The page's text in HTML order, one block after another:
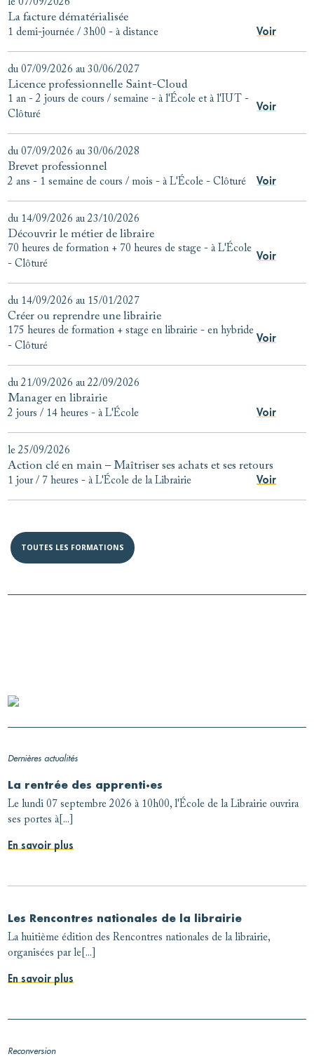
le 07/09/2026
La facture dématérialisée
1 demi-journée / 3h00 -à distance Voir
du 07/09/2026 au 30/06/2027
Licence professionnelle Saint-Cloud
1 an - 2 jours de cours / semaine -à l'École et à l'IUT -
Clôturé
Voir
du 07/09/2026 au 30/06/2028
Brevet professionnel
2 ans - 1 semaine de cours / mois -à L'École -Clôturé Voir
du 14/09/2026 au 23/10/2026
Découvrir le métier de libraire
70 heures de formation + 70 heures de stage -à L'École
-Clôturé
Voir
du 14/09/2026 au 15/01/2027
Créer ou reprendre une librairie
175 heures de formation + stage en librairie -en hybride
-Clôturé
Voir
du 21/09/2026 au 22/09/2026
Manager en librairie
2 jours / 14 heures -à L'École Voir
le 25/09/2026
Action clé en main – Maîtriser ses achats et ses retours
1 jour / 7 heures -à L'École de la Librairie Voir
TOUTES LES FORMATIONS
Dernières actualités
La rentrée des apprenti·es
Le lundi 07 septembre 2026 à 10h00, l'École de la Librairie ouvrira
ses portes à[...]
En savoir plus
Les Rencontres nationales de la librairie
La huitième édition des Rencontres nationales de la librairie,
organisées par le[...]
En savoir plus
Reconversion